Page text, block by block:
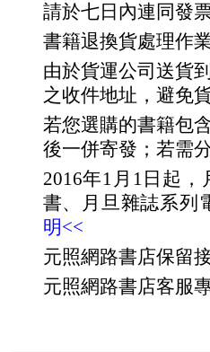
請於七日內連同發
書籍退換貨處理作
由於貨運公司送貨
之收件地址，避免
若您選購的書籍包
後一併寄發；若需
2016年1月1日起
書、月旦雜誌系列
明<<
元照網路書店保留
元照網路書店客服